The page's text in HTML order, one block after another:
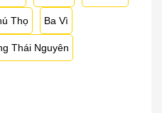
Thọ Ba Vì
Thái Nguyên